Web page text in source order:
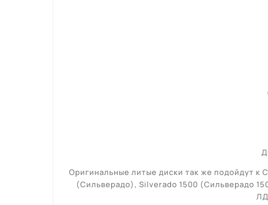
Оригинальные литые диски так же подойдут к
(Сильверадо), Silverado 1500 (Сильверадо
ЛД